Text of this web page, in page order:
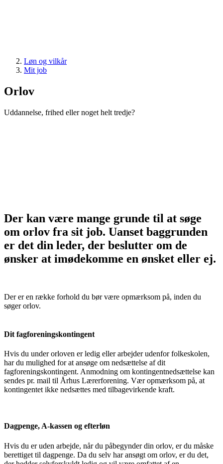
Løn og vilkår
Mit job
Orlov
Uddannelse, frihed eller noget helt tredje?
Der kan være mange grunde til at søge
om orlov fra sit job. Uanset baggrunden
er det din leder, der beslutter om de
ønsker at imødekomme en ønsket eller ej.
Der er en række forhold du bør være opmærksom på, inden du
søger orlov.
Dit fagforeningskontingent
Hvis du under orloven er ledig eller arbejder udenfor folkeskolen,
har du mulighed for at ansøge om nedsættelse af dit
fagforeningskontingent. Anmodning om kontingentnedsættelse kan
sendes pr. mail til Århus Lærerforening. Vær opmærksom på, at
kontingentet ikke nedsættes med tilbagevirkende kraft.
Dagpenge, A-kassen og efterløn
Hvis du er uden arbejde, når du påbegynder din orlov, er du måske
berettiget til dagpenge. Da du selv har ansøgt om orlov, er du det,